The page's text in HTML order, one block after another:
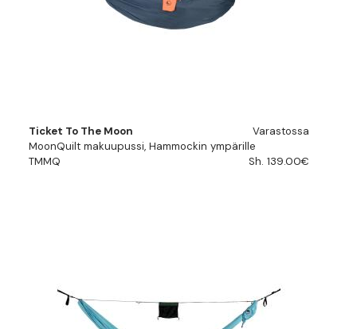
Ticket To The Moon
Varastossa
MoonQuilt makuupussi, Hammockin ympärille
TMMQ
Sh. 139.00€